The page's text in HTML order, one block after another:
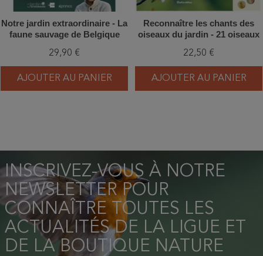
Notre jardin extraordinaire - La
faune sauvage de Belgique
vue
29,90 €
AJOUTER AU PANIER
Reconnaître les chants des
oiseaux du jardin - 21 oiseaux
22,50 €
AJOUTER AU PANIER
INSCRIVEZ-VOUS À NOTRE
NEWSLETTER POUR
CONNAÎTRE TOUTES LES
ACTUALITÉS DE LA LIGUE ET
DE LA BOUTIQUE NATURE